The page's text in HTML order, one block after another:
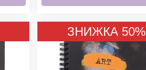
ЗНИЖКА 50%